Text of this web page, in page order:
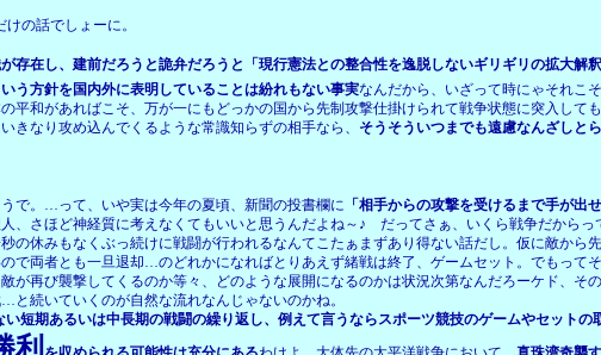
けの話でしょーに。
存在し、建前だろうと詭弁だろうと「現行憲法との整合性を逸脱しないギリギリの拡大解
う方針を国内外に表明していることは紛れもない事実なんだから、いざって時にゃそれこ
和があればこそ、万が一にもどっかの国から先制攻撃仕掛けられて戦争状態に突入して
きなり攻め込んでくるような常識知らずの相手なら、 そうそういつまでも遠慮なんざしと
で。…って、いや実は今年の夏頃、新聞の投書欄に 「相手からの攻撃を受けるまで手が出
、さほど神経質に考えなくてもいいと思うんだよね～♪ だってさぁ、いくら戦争だから
の休みもなくぶっ続けに戦闘が行われるなんてこたぁまずあり得ない話だし。仮に敵から
で両者とも一旦退却…のどれかになればとりあえず緒戦は終了、ゲームセット。でもって
が再び襲撃してくるのか等々、どのような展開になるのかは状況次第なんだろーケド、そ
続いていくのが自然な流れなんじゃないのかね。
短期あるいは中長期の戦闘の繰り返し、例えて言うならスポーツ競技のゲームやセットの
利